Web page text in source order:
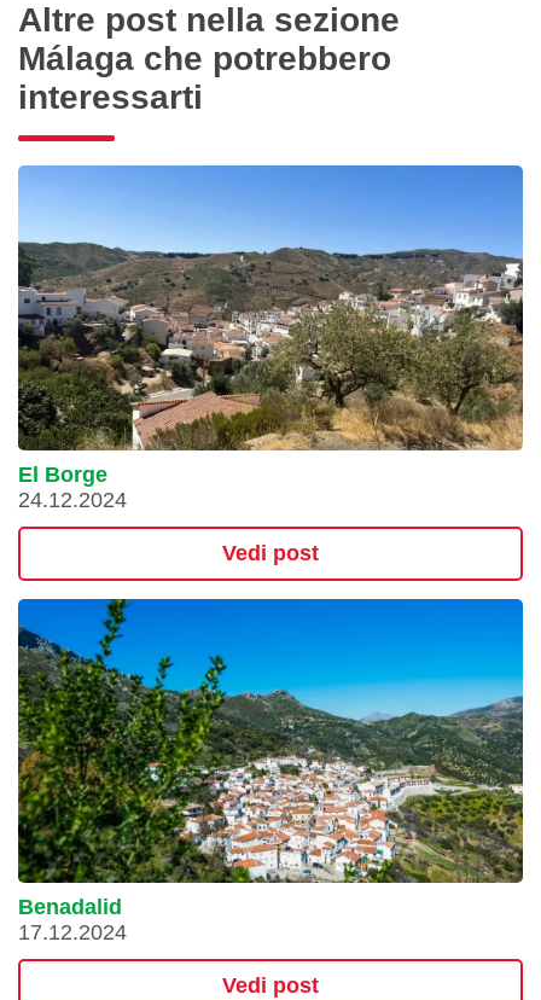
Altre post nella sezione
Málaga che potrebbero
interessarti
El Borge
24.12.2024
Vedi post
Benadalid
17.12.2024
Vedi post